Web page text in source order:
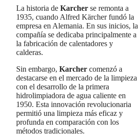
La historia de Karcher se remonta a
1935, cuando Alfred Kärcher fundó la
empresa en Alemania. En sus inicios, la
compañía se dedicaba principalmente a
la fabricación de calentadores y
calderas.
Sin embargo, Karcher comenzó a
destacarse en el mercado de la limpieza
con el desarrollo de la primera
hidrolimpiadora de agua caliente en
1950. Esta innovación revolucionaria
permitió una limpieza más eficaz y
profunda en comparación con los
métodos tradicionales.